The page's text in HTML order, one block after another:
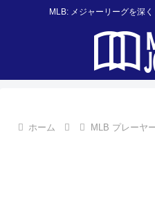
MLB: メジャーリーグを深
ホーム MLB プレーヤ